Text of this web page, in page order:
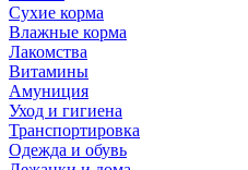
Сухие корма
Влажные корма
Лакомства
Витамины
Амуниция
Уход и гигиена
Транспортировка
Одежда и обувь